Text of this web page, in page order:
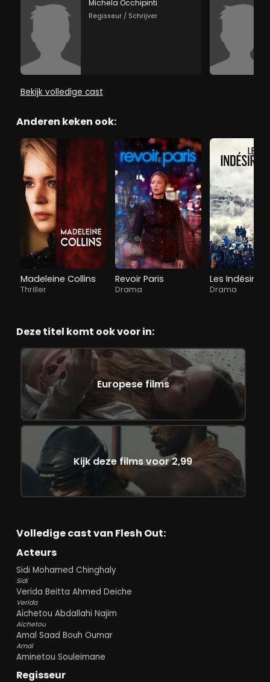
Michela Occhipinti
Regisseur / Schrijver
Bekijk volledige cast
Anderen keken ook:
Madeleine Collins
Thriller
Revoir Paris
Drama
Les
Drama
Deze titel komt ook voor in:
Europese films
Kijk deze films voor 2,99
Volledige cast van Flesh Out:
Acteurs
Sidi Mohamed Chinghaly
Sidi
Verida Beitta Ahmed Deiche
Verida
Aichetou Abdallahi Najim
Aichetou
Amal Saad Bouh Oumar
Amal
Aminetou Souleimane
Regisseur